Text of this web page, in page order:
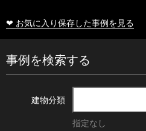
❤ お気に入り保存した事例を見る
事例を検索する
建物分類
指定なし